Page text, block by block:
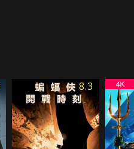
8.3